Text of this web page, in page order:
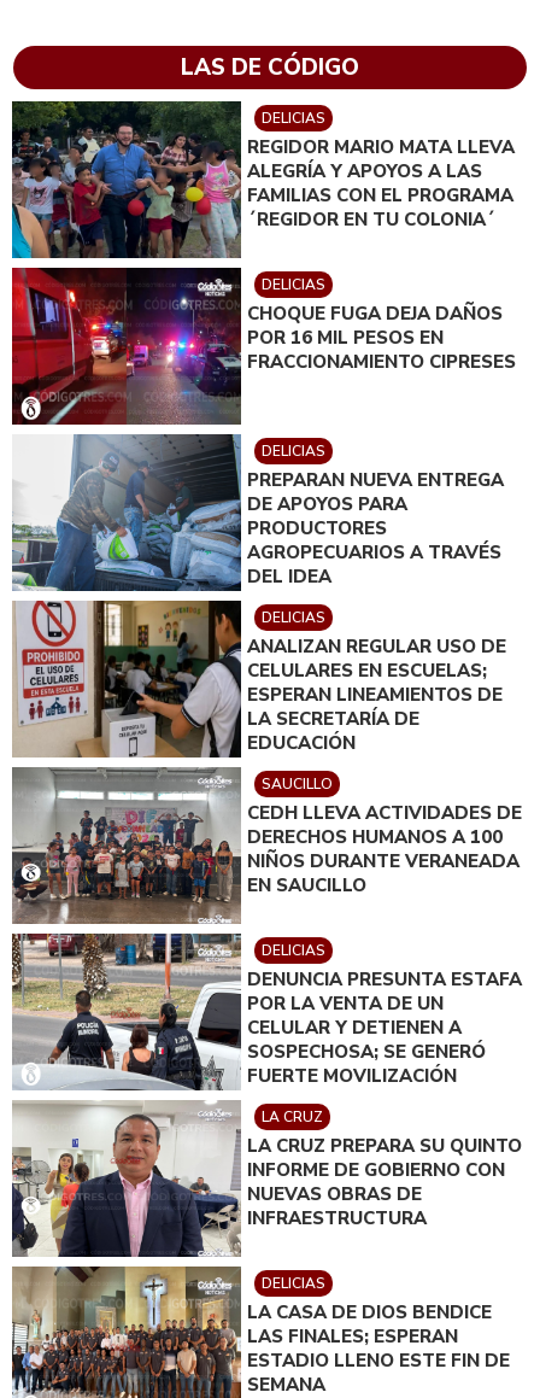
LAS DE CÓDIGO
DELICIAS
REGIDOR MARIO MATA LLEVA
ALEGRÍA Y APOYOS A LAS
FAMILIAS CON EL PROGRAMA
´REGIDOR EN TU COLONIA´
DELICIAS
CHOQUE FUGA DEJA DAÑOS
POR 16 MIL PESOS EN
FRACCIONAMIENTO CIPRESES
DELICIAS
PREPARAN NUEVA ENTREGA
DE APOYOS PARA
PRODUCTORES
AGROPECUARIOS A TRAVÉS
DEL IDEA
DELICIAS
ANALIZAN REGULAR USO DE
CELULARES EN ESCUELAS;
ESPERAN LINEAMIENTOS DE
LA SECRETARÍA DE
EDUCACIÓN
SAUCILLO
CEDH LLEVA ACTIVIDADES DE
DERECHOS HUMANOS A 100
NIÑOS DURANTE VERANEADA
EN SAUCILLO
DELICIAS
DENUNCIA PRESUNTA ESTAFA
POR LA VENTA DE UN
CELULAR Y DETIENEN A
SOSPECHOSA; SE GENERÓ
FUERTE MOVILIZACIÓN
LA CRUZ
LA CRUZ PREPARA SU QUINTO
INFORME DE GOBIERNO CON
NUEVAS OBRAS DE
INFRAESTRUCTURA
DELICIAS
LA CASA DE DIOS BENDICE
LAS FINALES; ESPERAN
ESTADIO LLENO ESTE FIN DE
SEMANA